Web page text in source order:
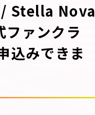
/ Stella Nova
ァンクラ
込みできま